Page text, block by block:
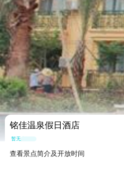
铭佳温泉假日酒店
暂无点评
查看景点简介及开放时间